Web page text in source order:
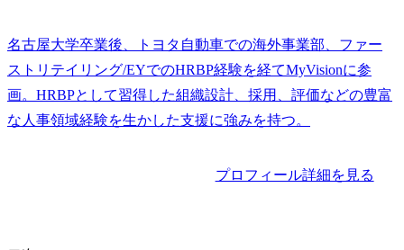
名古屋大学卒業後、トヨタ自動車での海外事業部、ファー
ストリテイリング/EYでのHRBP経験を経てMyVisionに参
画。HRBPとして習得した組織設計、採用、評価などの豊富
な人事領域経験を生かした支援に強みを持つ。
プロフィール詳細を見る